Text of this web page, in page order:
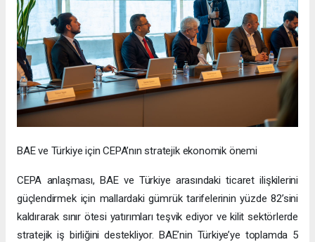
BAE ve Türkiye için CEPA’nın stratejik ekonomik önemi
CEPA anlaşması, BAE ve Türkiye arasındaki ticaret ilişkilerini
güçlendirmek için mallardaki gümrük tarifelerinin yüzde 82’sini
kaldırarak sınır ötesi yatırımları teşvik ediyor ve kilit sektörlerde
stratejik iş birliğini destekliyor. BAE’nin Türkiye’ye toplamda 5